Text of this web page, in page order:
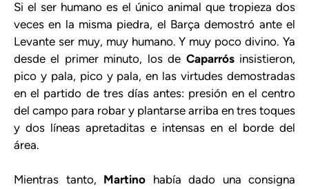
Si el ser humano es el único animal que tropieza dos
veces en la misma piedra, el Barça demostró ante el
Levante ser muy, muy humano. Y muy poco divino. Ya
desde el primer minuto, los de Caparrósinsistieron,
pico y pala, pico y pala, en las virtudes demostradas
en el partido de tres días antes: presión en el centro
del campo para robar y plantarse arriba en tres toques
y dos líneas apretaditas e intensas en el borde del
área.
Mientras tanto, Martino había dado una consigna